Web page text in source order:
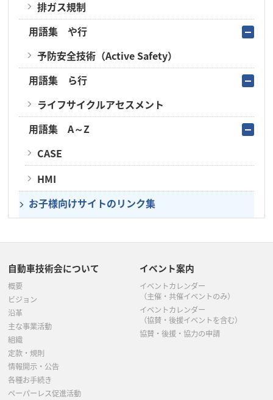
排ガス規制
用語集 や行
予防安全技術（Active Safety）
用語集 ら行
ライフサイクルアセスメント
用語集 A～Z
CASE
HMI
お子様向けサイトのリンク集
自動車技術会について
概要
ビジョン
沿革
主な事業活動
組織
定款・規則
情報開示・公告
各種お手続き
ペーパーレス促進活動
イベント案内
イベントカレンダー
（主催・共催イベントのみ）
イベントカレンダー
（協賛・後援イベントを含む）
協賛・後援・協力の申請